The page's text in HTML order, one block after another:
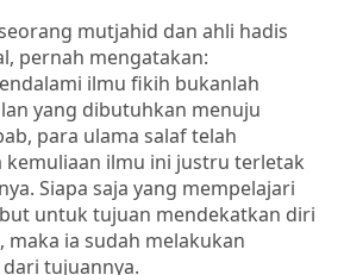
mutjahid dan ahli hadis
pernah mengatakan:
ilmu fikih bukanlah
yang dibutuhkan menuju
para ulama salaf telah
kemuliaan ilmu ini justru terletak
Siapa saja yang mempelajari
untuk tujuan mendekatkan diri
maka ia sudah melakukan
tujuannya.